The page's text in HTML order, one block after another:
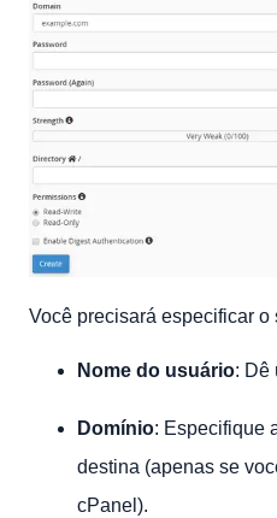
Você precisará especificar o
Nome do usuário: Dê
Domínio: Especifique
destina (apenas se
cPanel).